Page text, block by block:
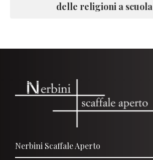
delle religioni a scuola
Nerbini Scaffale Aperto